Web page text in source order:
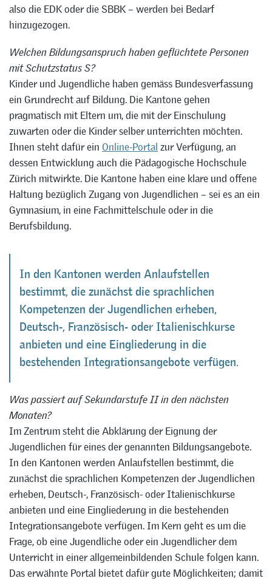
also die EDK oder die SBBK – werden bei Bedarf
hinzugezogen.
Welchen Bildungsanspruch haben geflüchtete Personen
mit Schutzstatus S?
Kinder und Jugendliche haben gemäss Bundesverfassung
ein Grundrecht auf Bildung. Die Kantone gehen
pragmatisch mit Eltern um, die mit der Einschulung
zuwarten oder die Kinder selber unterrichten möchten.
Ihnen steht dafür ein Online-Portal zur Verfügung, an
dessen Entwicklung auch die Pädagogische Hochschule
Zürich mitwirkte. Die Kantone haben eine klare und offene
Haltung bezüglich Zugang von Jugendlichen – sei es an ein
Gymnasium, in eine Fachmittelschule oder in die
Berufsbildung.
In den Kantonen werden Anlaufstellen
bestimmt, die zunächst die sprachlichen
Kompetenzen der Jugendlichen erheben,
Deutsch-, Französisch- oder Italienischkurse
anbieten und eine Eingliederung in die
bestehenden Integrationsangebote verfügen.
Was passiert auf Sekundarstufe II in den nächsten
Monaten?
Im Zentrum steht die Abklärung der Eignung der
Jugendlichen für eines der genannten Bildungsangebote.
In den Kantonen werden Anlaufstellen bestimmt, die
zunächst die sprachlichen Kompetenzen der Jugendlichen
erheben, Deutsch-, Französisch- oder Italienischkurse
anbieten und eine Eingliederung in die bestehenden
Integrationsangebote verfügen. Im Kern geht es um die
Frage, ob eine Jugendliche oder ein Jugendlicher dem
Unterricht in einer allgemeinbildenden Schule folgen kann.
Das erwähnte Portal bietet dafür gute Möglichkeiten; damit